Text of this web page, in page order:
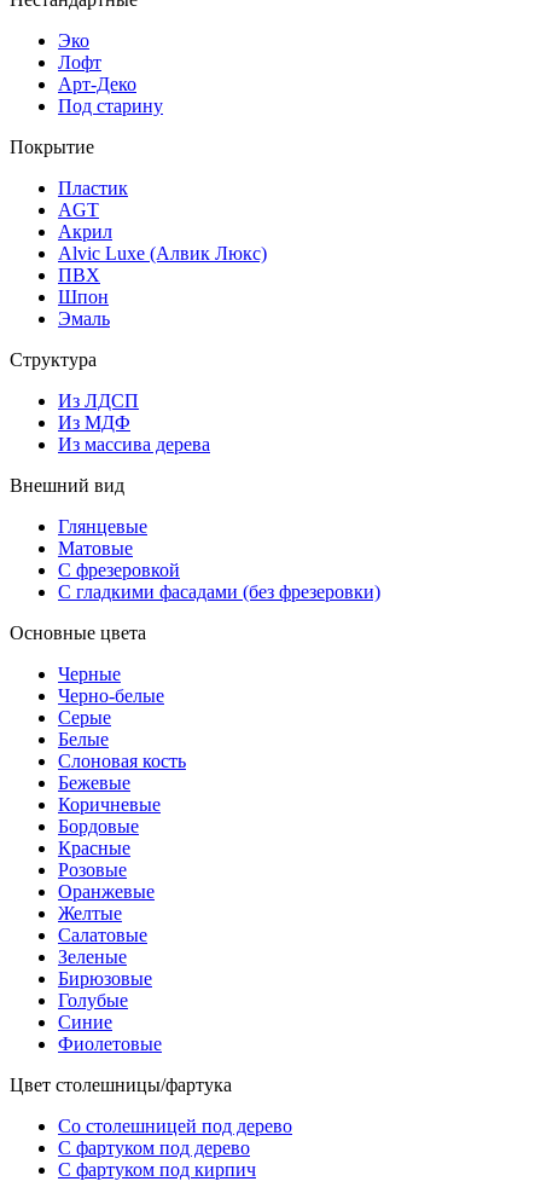
Эко
Лофт
Арт-Деко
Под старину
Покрытие
Пластик
AGT
Акрил
Alvic Luxe (Алвик Люкс)
ПВХ
Шпон
Эмаль
Структура
Из ЛДСП
Из МДФ
Из массива дерева
Внешний вид
Глянцевые
Матовые
С фрезеровкой
С гладкими фасадами (без фрезеровки)
Основные цвета
Черные
Черно-белые
Серые
Белые
Слоновая кость
Бежевые
Коричневые
Бордовые
Красные
Розовые
Оранжевые
Желтые
Салатовые
Зеленые
Бирюзовые
Голубые
Синие
Фиолетовые
Цвет столешницы/фартука
Со столешницей под дерево
С фартуком под дерево
С фартуком под кирпич